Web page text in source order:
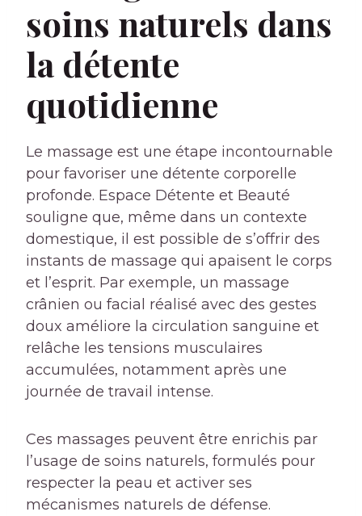
soins naturels dans
la détente
quotidienne
Le massage est une étape incontournable
pour favoriser une détente corporelle
profonde. Espace Détente et Beauté
souligne que, même dans un contexte
domestique, il est possible de s’offrir des
instants de massage qui apaisent le corps
et l’esprit. Par exemple, un massage
crânien ou facial réalisé avec des gestes
doux améliore la circulation sanguine et
relâche les tensions musculaires
accumulées, notamment après une
journée de travail intense.
Ces massages peuvent être enrichis par
l’usage de soins naturels, formulés pour
respecter la peau et activer ses
mécanismes naturels de défense.